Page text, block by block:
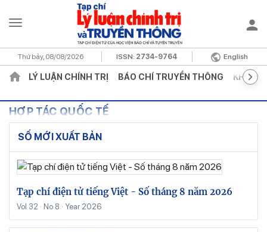
Thứ bảy, 08/08/2026 ISSN: 2734-9764 English
LÝ LUẬN CHÍNH TRỊ BÁO CHÍ TRUYỀN THÔNG KHOA
HỢP TÁC QUỐC TẾ
SỐ MỚI XUẤT BẢN
Tạp chí điện tử tiếng Việt - Số tháng 8 năm 2026
Vol 32 · No 8 · Year 2026